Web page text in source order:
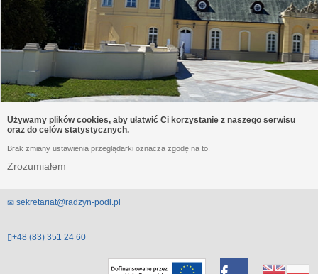
Używamy plików cookies, aby ułatwić Ci korzystanie z naszego serwisu
oraz do celów statystycznych.
Brak zmiany ustawienia przeglądarki oznacza zgodę na to.
Zrozumiałem
sekretariat@radzyn-podl.pl
+48 (83) 351 24 60